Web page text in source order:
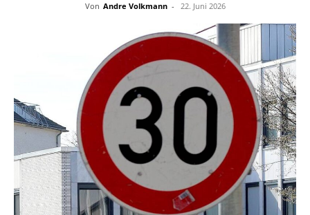
Von Andre Volkmann - 22. Juni 2026